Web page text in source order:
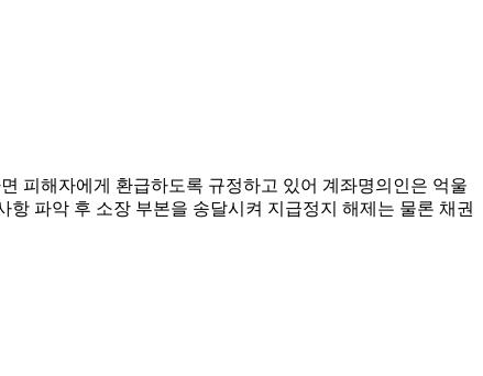
피해자에게 환급하도록 규정하고 있어 계좌명의인은 억울
파악 후 소장 부본을 송달시켜 지급정지 해제는 물론 채권